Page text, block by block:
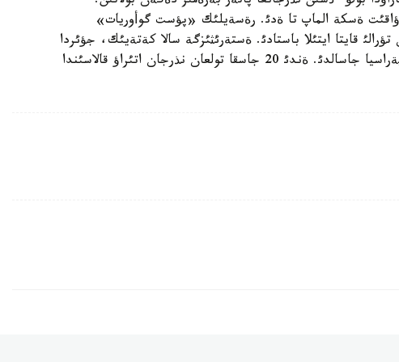
ؤاقئت ةسكة الماپ تا ةدئ. رةسةيلئك «پؤست گوأوريات»
تؤرالئ قايتا ايتئلا باستادئ. ةستةرئثئزگة سالا كةتةيئك، جؤئردا
الماتئداعئ كلينيكالاردئث بئرئندة نذرجانعا وپةراسيا جاسالدئ. ةندئ 20 جاسقا تولعان نذرجان اتئراؤ قالاسئندا